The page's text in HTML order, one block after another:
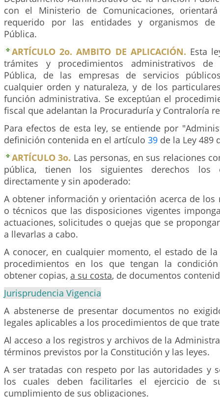
con el Ministerio de Comunicaciones,
requerido por las entidades y organismos de
Pública.
ARTÍCULO 2o. AMBITO DE APLICACIÓN. Esta
trámites y procedimientos administrativos de
Pública, de las empresas de servicios
cualquier orden y naturaleza, y de los
función administrativa. Se exceptúan el
fiscal que adelantan la Procuraduría y Contraloría
Para efectos de esta ley, se entiende por
definición contenida en el artículo 39 de la Ley 489
ARTÍCULO 3o. Las personas, en sus relaciones
pública, tienen los siguientes derechos los
directamente y sin apoderado:
A obtener información y orientación acerca de
o técnicos que las disposiciones vigentes
actuaciones, solicitudes o quejas que se
a llevarlas a cabo.
A conocer, en cualquier momento, el estado de
procedimientos en los que tengan la
obtener copias, a su costa, de documentos
Jurisprudencia Vigencia
A abstenerse de presentar documentos no
legales aplicables a los procedimientos de que
Al acceso a los registros y archivos de la
términos previstos por la Constitución y las leyes.
A ser tratadas con respeto por las autoridades y
los cuales deben facilitarles el ejercicio de
cumplimiento de sus obligaciones.